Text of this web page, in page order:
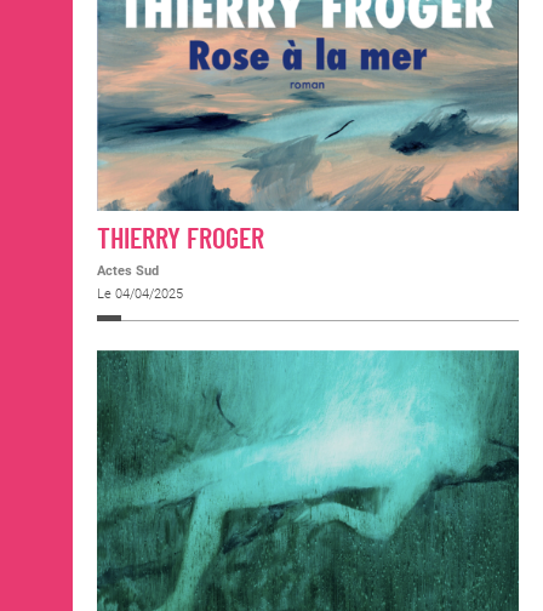
THIERRY FROGER
Actes Sud
Le 04/04/2025